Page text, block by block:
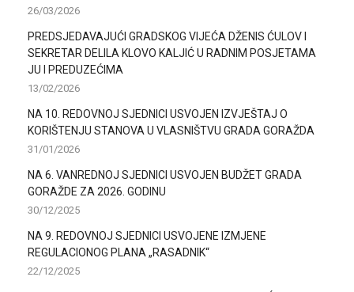
26/03/2026
PREDSJEDAVAJUĆI GRADSKOG VIJEĆA DŽENIS ĆULOV I
SEKRETAR DELILA KLOVO KALJIĆ U RADNIM POSJETAMA
JU I PREDUZEĆIMA
13/02/2026
NA 10. REDOVNOJ SJEDNICI USVOJEN IZVJEŠTAJ O
KORIŠTENJU STANOVA U VLASNIŠTVU GRADA GORAŽDA
31/01/2026
NA 6. VANREDNOJ SJEDNICI USVOJEN BUDŽET GRADA
GORAŽDE ZA 2026. GODINU
30/12/2025
NA 9. REDOVNOJ SJEDNICI USVOJENE IZMJENE
REGULACIONOG PLANA „RASADNIK“
22/12/2025